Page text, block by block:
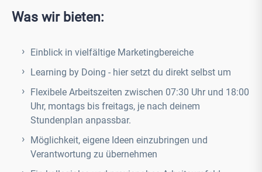
Was wir bieten:
Einblick in vielfältige Marketingbereiche
Learning by Doing - hier setzt du direkt selbst um
Flexibele Arbeitszeiten zwischen 07:30 Uhr und 18:00
Uhr, montags bis freitags, je nach deinem
Stundenplan anpassbar.
Möglichkeit, eigene Ideen einzubringen und
Verantwortung zu übernehmen